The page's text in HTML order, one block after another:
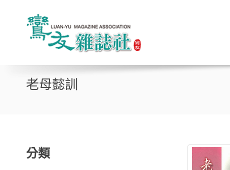
老母懿訓
分類